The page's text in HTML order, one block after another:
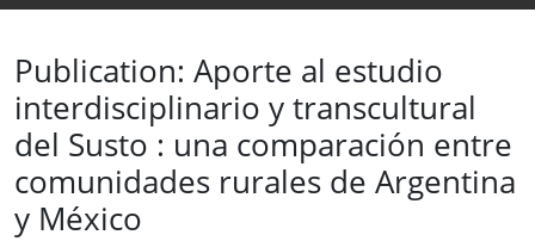
Publication: Aporte al estudio
interdisciplinario y transcultural
del Susto : una comparación entre
comunidades rurales de Argentina
y México